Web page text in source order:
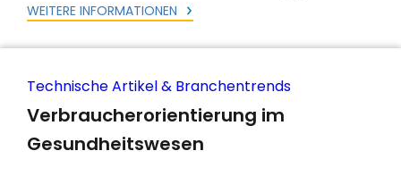
WEITERE INFORMATIONEN
Technische Artikel & Branchentrends
Verbraucherorientierung im
Gesundheitswesen